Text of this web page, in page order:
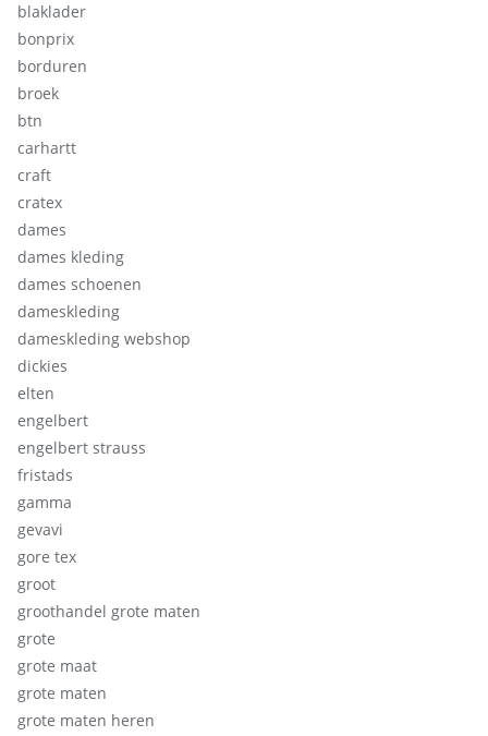
blaklader
bonprix
borduren
broek
btn
carhartt
craft
cratex
dames
dames kleding
dames schoenen
dameskleding
dameskleding webshop
dickies
elten
engelbert
engelbert strauss
fristads
gamma
gevavi
gore tex
groot
groothandel grote maten
grote
grote maat
grote maten
grote maten heren